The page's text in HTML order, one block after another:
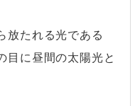
放たれる光である
目に昼間の太陽光と